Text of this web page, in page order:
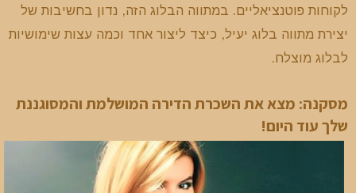
לקוחות פוטנציאליים. במתווה הבלוג הזה, נדון בחשיבות של
יצירת מתווה בלוג יעיל, כיצד ליצור אחד וכמה עצות שימושיות
לבלוג מוצלח.
מסקנה: מצא את השכרת הדירה המושלמת והמסוגננת
שלך עוד היום!